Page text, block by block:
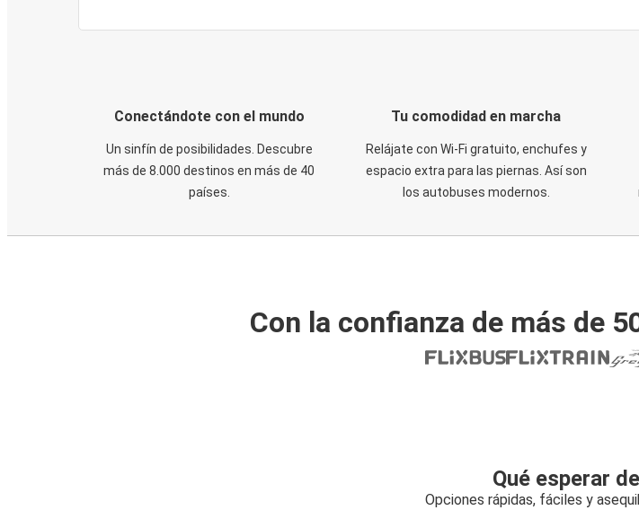
Conectándote con el mundo
Un sinfín de posibilidades. Descubre
más de 8.000 destinos en más de 40
países.
Tu comodidad en marcha
Relájate con Wi-Fi gratuito, enchufes y
espacio extra para las piernas. Así son
los autobuses modernos.
Con la confianza de más de
Qué esperar
Opciones rápidas, fáciles y